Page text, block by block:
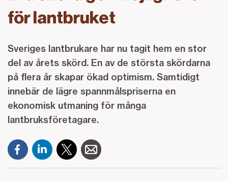
för lantbruket
Sveriges lantbrukare har nu tagit hem en stor
del av årets skörd. En av de största skördarna
på flera år skapar ökad optimism. Samtidigt
innebär de lägre spannmålspriserna en
ekonomisk utmaning för många
lantbruksföretagare.